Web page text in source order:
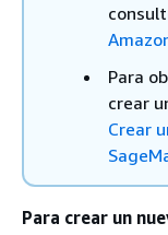
Para
crear
Crear
Para crear un